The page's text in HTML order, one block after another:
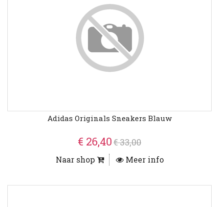
Adidas Originals Sneakers Blauw
€ 26,40€ 33,00
Naar shop Meer info